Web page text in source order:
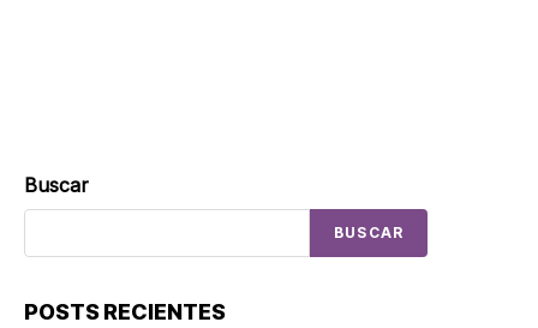
Buscar
BUSCAR
POSTS RECIENTES